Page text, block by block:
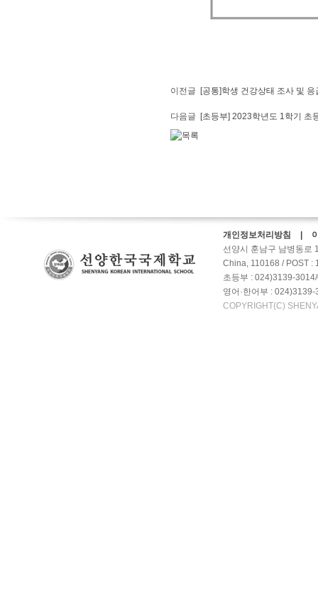
이전글 [공통]학생 건강상태 조사 및
다음글 [초등부] 2023학년도 1학기 초
개인정보처리방침 |
선양시 훈남구 남병동로
China, 110168 / POST :
초등부 : 024)3139-
영어·한어부 :
COPYRIGHT(C)